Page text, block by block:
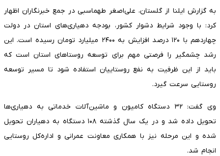
به گزارش ایلنا از گلستان، علی‌اصغر طهماسبی در جمع خبرنگاران اظهار
کرد: با وجود شرایط دشوار کشور، بودجه دهیاری‌های استان در دولت
چهاردهم با ۱۲۰ درصد افزایش به ۲۴۰۰ میلیارد تومان رسیده است. این
رشد چشمگیر را فرصتی مهم برای توسعه روستاهای استان است که
باید از این ظرفیت به نفع روستاییان استفاده شود تا مسیر توسعه
روستایی سرعت گیرد.
وی گفت: ۳۲ دستگاه کامیون و ماشین‌آلات خدماتی به دهیاری‌ها
تحویل داده شد و در یک سال گذشته ۱۰۸ دستگاه به دهیاران تحویل
شده و این مرحله نیز با همکاری معاونت عمرانی و اداره‌کل روستایی
انجام شد.